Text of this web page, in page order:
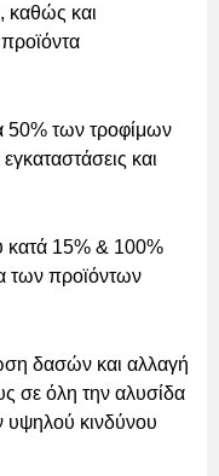
καθώς και
50% των τροφίμων
και
κατά 15% & 100%
των προϊόντων
δασών και αλλαγή
σε όλη την αλυσίδα
υψηλού κινδύνου